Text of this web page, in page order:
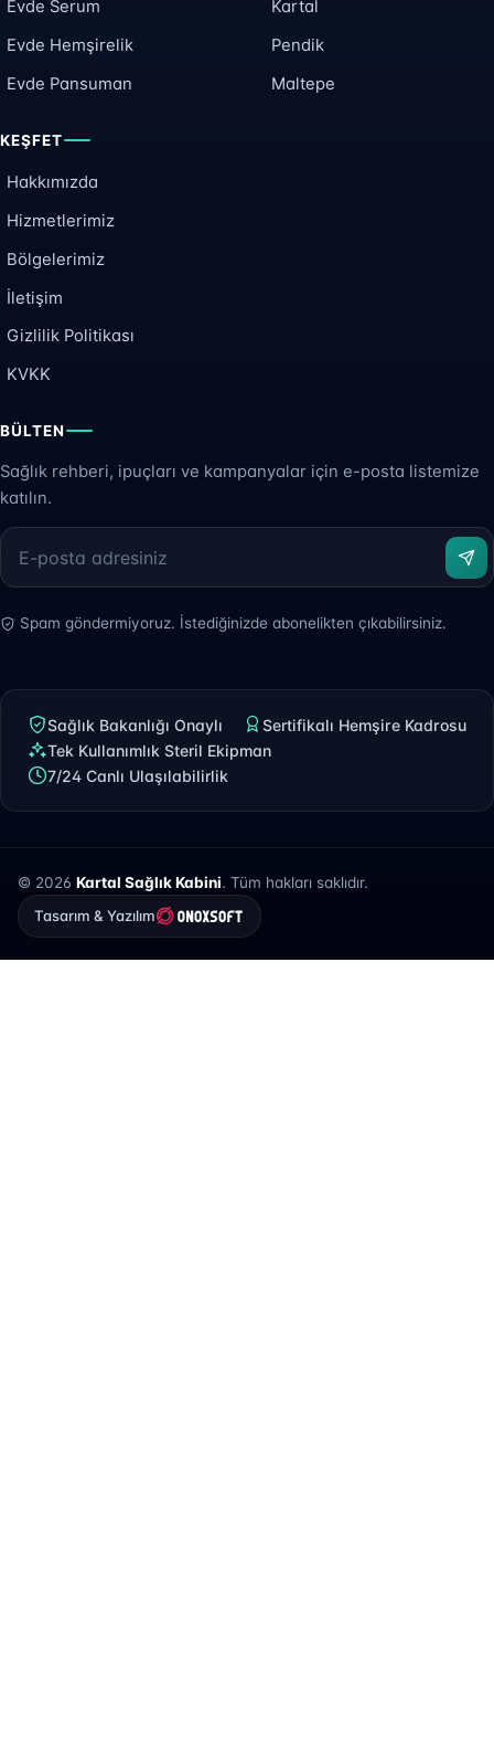
Evde Serum
Evde Hemşirelik
Evde Pansuman
Kartal
Pendik
Maltepe
KEŞFET
Hakkımızda
Hizmetlerimiz
Bölgelerimiz
İletişim
Gizlilik Politikası
KVKK
BÜLTEN
Sağlık rehberi, ipuçları ve kampanyalar için e-posta listemize
katılın.
Spam göndermiyoruz. İstediğinizde abonelikten çıkabilirsiniz.
Sağlık Bakanlığı Onaylı
Sertifikalı Hemşire Kadrosu
Tek Kullanımlık Steril Ekipman
7/24 Canlı Ulaşılabilirlik
© 2026 Kartal Sağlık Kabini. Tüm hakları saklıdır.
Tasarım & Yazılım